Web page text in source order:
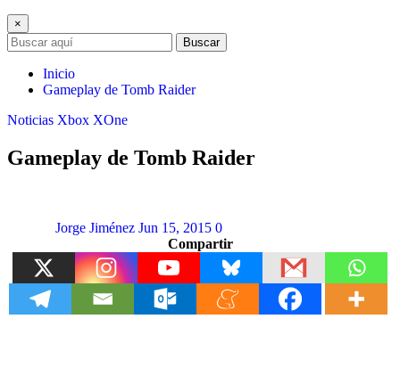
×
Buscar
Inicio
Gameplay de Tomb Raider
Noticias Xbox XOne
Gameplay de Tomb Raider
Jorge Jiménez Jun 15, 2015 0
Compartir